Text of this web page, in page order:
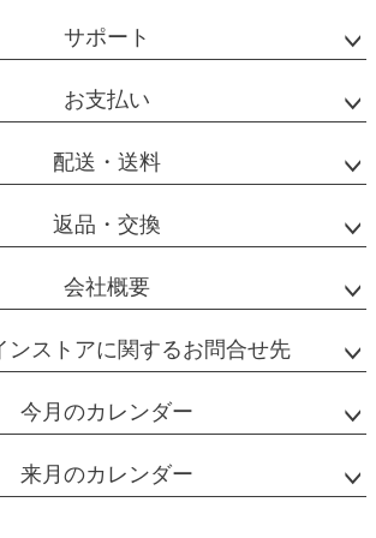
ップ
サポート
お支払い
配送・送料
返品・交換
会社概要
ンストアに関するお問合せ先
今月のカレンダー
来月のカレンダー